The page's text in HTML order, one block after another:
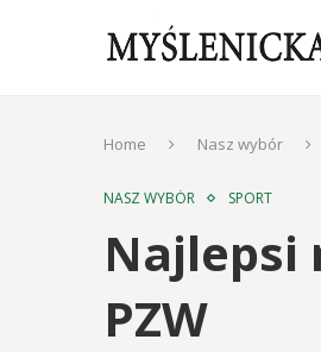
Home Nasz wybór
NASZ WYBÓR SPORT
Najlepsi
PZW